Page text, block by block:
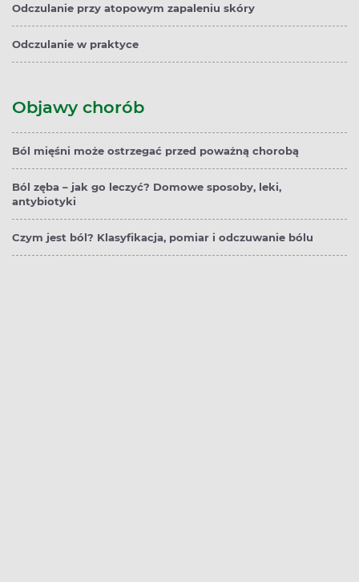
Odczulanie przy atopowym zapaleniu skóry
Odczulanie w praktyce
Objawy chorób
Ból mięśni może ostrzegać przed poważną chorobą
Ból zęba – jak go leczyć? Domowe sposoby, leki,
antybiotyki
Czym jest ból? Klasyfikacja, pomiar i odczuwanie bólu